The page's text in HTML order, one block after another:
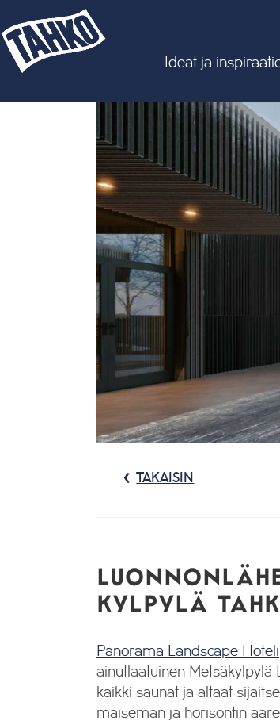
Ideat ja
TAKAISIN
KYLPYLÄ
Panorama Landscape Hoteli
ainutlaatuinen Metsäkylpylä
kaikki saunat ja altaat
maiseman ja horisontin